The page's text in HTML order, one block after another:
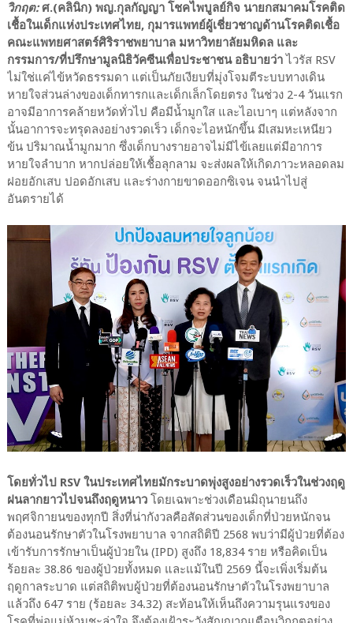
วิกฤต:ศ.(คลินิก) พญ.กุลกัญญา โชคไพบูลย์กิจ นายกสมาคมโรคติด
เชื้อในเด็กแห่งประเทศไทย, กุมารแพทย์ผู้เชี่ยวชาญด้านโรคติดเชื้อ
คณะแพทยศาสตร์ศิริราชพยาบาล มหาวิทยาลัยมหิดล และ
กรรมการ/ที่ปรึกษามูลนิธิวัคซีนเพื่อประชาชน อธิบายว่าไวรัส RSV
ไม่ใช่แค่ไข้หวัดธรรมดา แต่เป็นภัยเงียบที่มุ่งโจมตีระบบทางเดิน
หายใจส่วนล่างของเด็กทารกและเด็กเล็กโดยตรง ในช่วง 2-4 วันแรก
อาจมีอาการคล้ายหวัดทั่วไป คือมีน้ำมูกใส และไอเบาๆ แต่หลังจาก
นั้นอาการจะทรุดลงอย่างรวดเร็ว เด็กจะไอหนักขึ้น มีเสมหะเหนียว
ข้น ปริมาณน้ำมูกมาก ซึ่งเด็กบางรายอาจไม่มีไข้เลยแต่มีอาการ
หายใจลำบาก หากปล่อยให้เชื้อลุกลาม จะส่งผลให้เกิดภาวะหลอดลม
ฝอยอักเสบ ปอดอักเสบ และร่างกายขาดออกซิเจน จนนำไปสู่
อันตรายได้
โดยทั่วไป RSV ในประเทศไทยมักระบาดพุ่งสูงอย่างรวดเร็วในช่วงฤดู
ฝนลากยาวไปจนถึงฤดูหนาว โดยเฉพาะช่วงเดือนมิถุนายนถึง
พฤศจิกายนของทุกปี สิ่งที่น่ากังวลคือสัดส่วนของเด็กที่ป่วยหนักจน
ต้องนอนรักษาตัวในโรงพยาบาล จากสถิติปี 2568 พบว่ามีผู้ป่วยที่ต้อง
เข้ารับการรักษาเป็นผู้ป่วยใน (IPD) สูงถึง 18,834 ราย หรือคิดเป็น
ร้อยละ 38.86 ของผู้ป่วยทั้งหมด และแม้ในปี 2569 นี้จะเพิ่งเริ่มต้น
ฤดูกาลระบาด แต่สถิติพบผู้ป่วยที่ต้องนอนรักษาตัวในโรงพยาบาล
แล้วถึง 647 ราย (ร้อยละ 34.32) สะท้อนให้เห็นถึงความรุนแรงของ